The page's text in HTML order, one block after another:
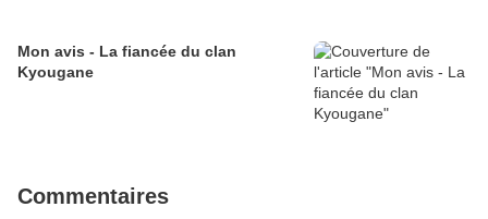
Mon avis - La fiancée du clan
Kyougane
Commentaires